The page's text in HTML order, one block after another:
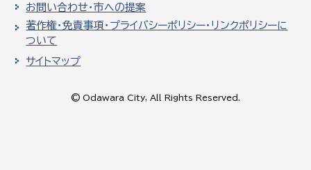
お問い合わせ・市への提案
著作権・免責事項・プライバシーポリシー・リンクポリシーに
ついて
サイトマップ
© Odawara City, All Rights Reserved.